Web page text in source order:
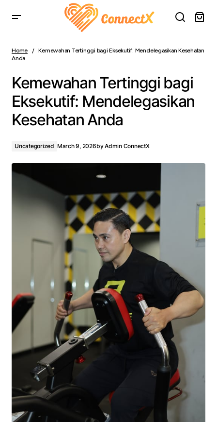
Kesehatan Anda
Home
Kemewahan Tertinggi bagi Eksekutif: Mendelegasikan Kesehatan
Anda
Kemewahan Tertinggi bagi
Eksekutif: Mendelegasikan
Kesehatan Anda
Uncategorized March 9, 2026byAdmin ConnectX